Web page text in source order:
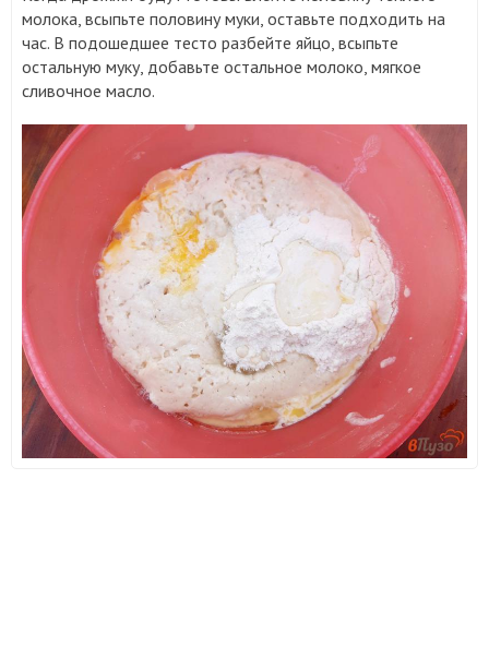
молока, всыпьте половину муки, оставьте подходить на
час. В подошедшее тесто разбейте яйцо, всыпьте
остальную муку, добавьте остальное молоко, мягкое
сливочное масло.